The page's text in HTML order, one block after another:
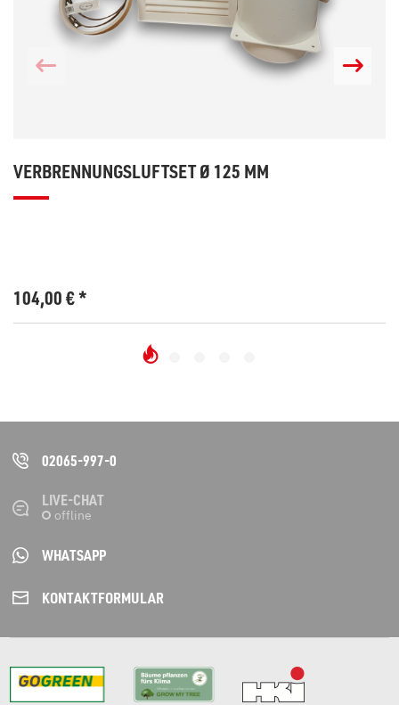
VERBRENNUNGSLUFTSET Ø 125 MM
104,00€*
02065-997-0
LIVE-CHAT
WHATSAPP
KONTAKT­FORMULAR